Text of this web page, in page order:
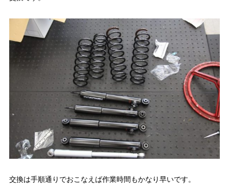
交換は手順通りでおこなえば作業時間もかなり早いです。